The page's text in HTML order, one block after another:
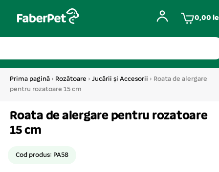
0,00
Prima pagină › Rozătoare › Jucării și Accesorii › Roata de alergare
pentru rozatoare 15 cm
Roata de alergare pentru rozatoare
15 cm
Cod produs: PA58